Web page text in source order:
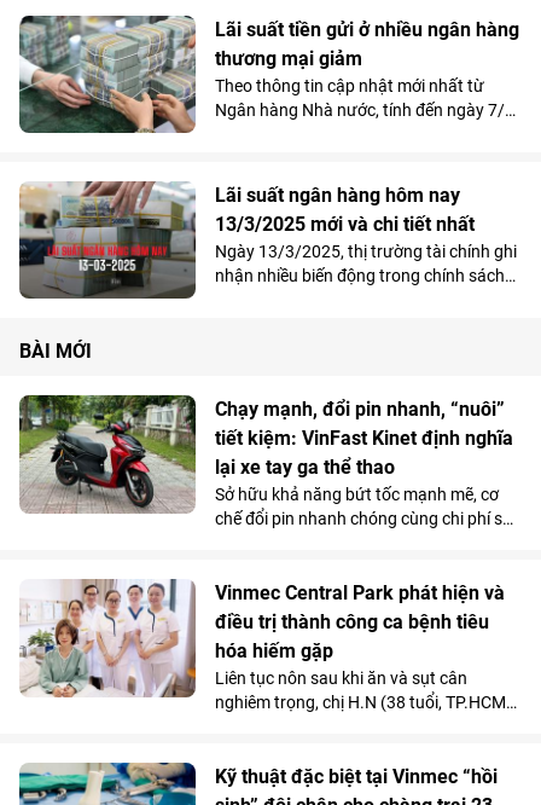
132.100 đ/kg.
Lãi suất tiền gửi ở nhiều ngân hàng
thương mại giảm
Theo thông tin cập nhật mới nhất từ
Ngân hàng Nhà nước, tính đến ngày 7/3,
0,9%/năm, tùy thuộc vào từng kỳ hạn và
hình thức gửi tiền.
Lãi suất ngân hàng hôm nay
13/3/2025 mới và chi tiết nhất
Ngày 13/3/2025, thị trường tài chính ghi
nhận nhiều biến động trong chính sách
BÀI MỚI
Chạy mạnh, đổi pin nhanh, “nuôi”
tiết kiệm: VinFast Kinet định nghĩa
lại xe tay ga thể thao
Sở hữu khả năng bứt tốc mạnh mẽ, cơ
chế đổi pin nhanh chóng cùng chi phí sử
lựa chọn sáng giá hơn hẳn so với những
mẫu xe tay ga chạy xăng trên thị trường.
Vinmec Central Park phát hiện và
điều trị thành công ca bệnh tiêu
hóa hiếm gặp
Liên tục nôn sau khi ăn và sụt cân
nghiêm trọng, chị H.N (38 tuổi, TP.HCM)
căn bệnh tiêu hóa hiếm gặp chỉ chiếm
dưới 0,3% dân số.
Kỹ thuật đặc biệt tại Vinmec “hồi